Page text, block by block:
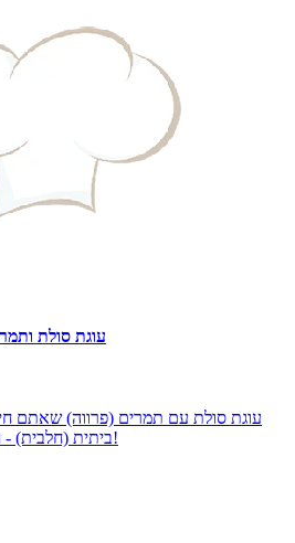
עוגת סולת
עוגת סולת עם תמרים (פרווה) שאתם
ביתית (חלבית) - הקינוח המושלם לצד קפה חם!